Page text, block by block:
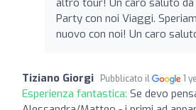
Party con noi Viaggi.
nuovo con noi! Un caro
Tiziano Giorgi Pubblicato il 1
Esperienza fantastica: Se devo